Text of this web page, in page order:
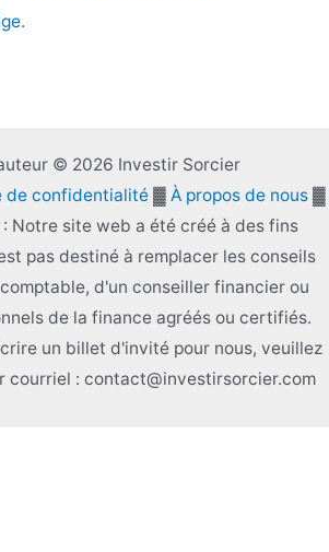
.
© 2026 Investir Sorcier
de confidentialité▓ À propos de nous▓
: Notre site web a été créé à des fins
pas destiné à remplacer les conseils
d'un conseiller financier ou
de la finance agréés ou certifiés.
un billet d'invité pour nous, veuillez
courriel : contact@investirsorcier.com